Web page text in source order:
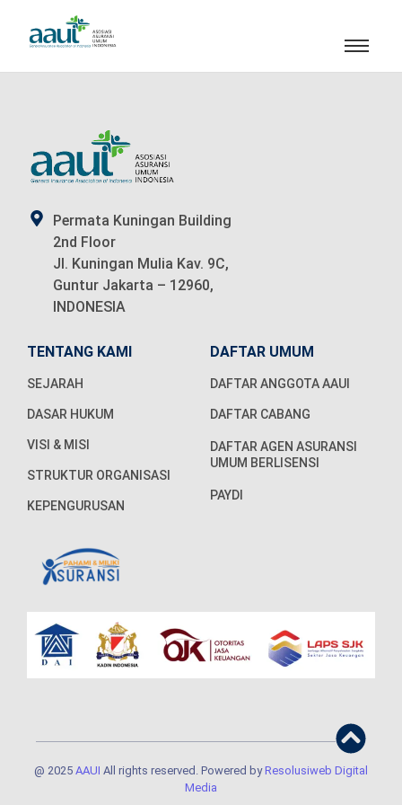
Permata Kuningan Building
2nd Floor
Jl. Kuningan Mulia Kav. 9C,
Guntur Jakarta – 12960,
INDONESIA
TENTANG KAMI
SEJARAH
DASAR HUKUM
VISI & MISI
STRUKTUR ORGANISASI
KEPENGURUSAN
DAFTAR UMUM
DAFTAR ANGGOTA AAUI
DAFTAR CABANG
DAFTAR AGEN ASURANSI
UMUM BERLISENSI
PAYDI
@ 2025 AAUI All rights reserved. Powered byResolusiweb Digital
Media